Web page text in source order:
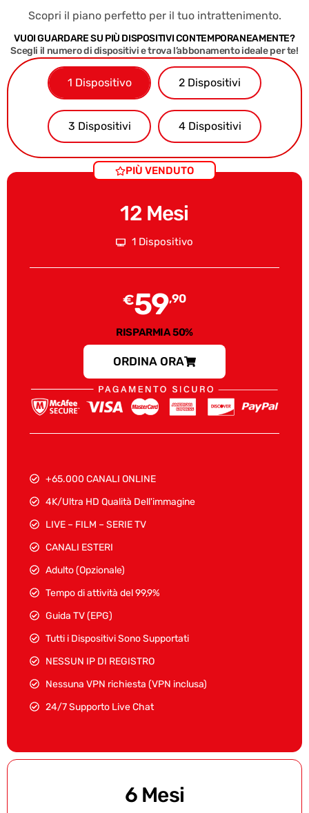
Scopri il piano perfetto per il tuo intrattenimento.
VUOI GUARDARE SU PIÙ DISPOSITIVI CONTEMPORANEAMENTE?
Scegli il numero di dispositivi e trova l’abbonamento ideale per te!
1 Dispositivo 2 Dispositivi
3 Dispositivi 4 Dispositivi
PIÙ VENDUTO
12 Mesi
1 Dispositivo
€59,90
RISPARMIA 50%
ORDINA ORA
+65.000 CANALI ONLINE
4K/Ultra HD Qualità Dell'immagine
LIVE – FILM – SERIE TV
CANALI ESTERI
Adulto (Opzionale)
Tempo di attività del 99,9%
Guida TV (EPG)
Tutti i Dispositivi Sono Supportati
NESSUN IP DI REGISTRO
Nessuna VPN richiesta (VPN inclusa)
24/7 Supporto Live Chat
6 Mesi